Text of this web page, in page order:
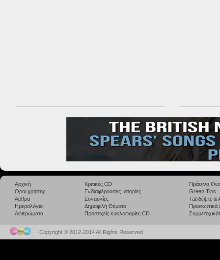
Αρχική
Όροι χρήσης
Άρθρα
Ημερολόγιο
Αφιερώματα
Κριτικές CD
Ενδιαφέρουσες Ιστορίες
Συναυλίες
Δημοφιλή Θέματα
Προσεχείς κυκλοφορίες CD
Πράσινα
Green Tips
Taξιδέψτε
Προσωπικά
Copyright © 2012-2014 All Rights Reserved